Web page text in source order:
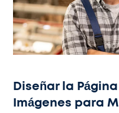
Diseñar la
Imágenes para